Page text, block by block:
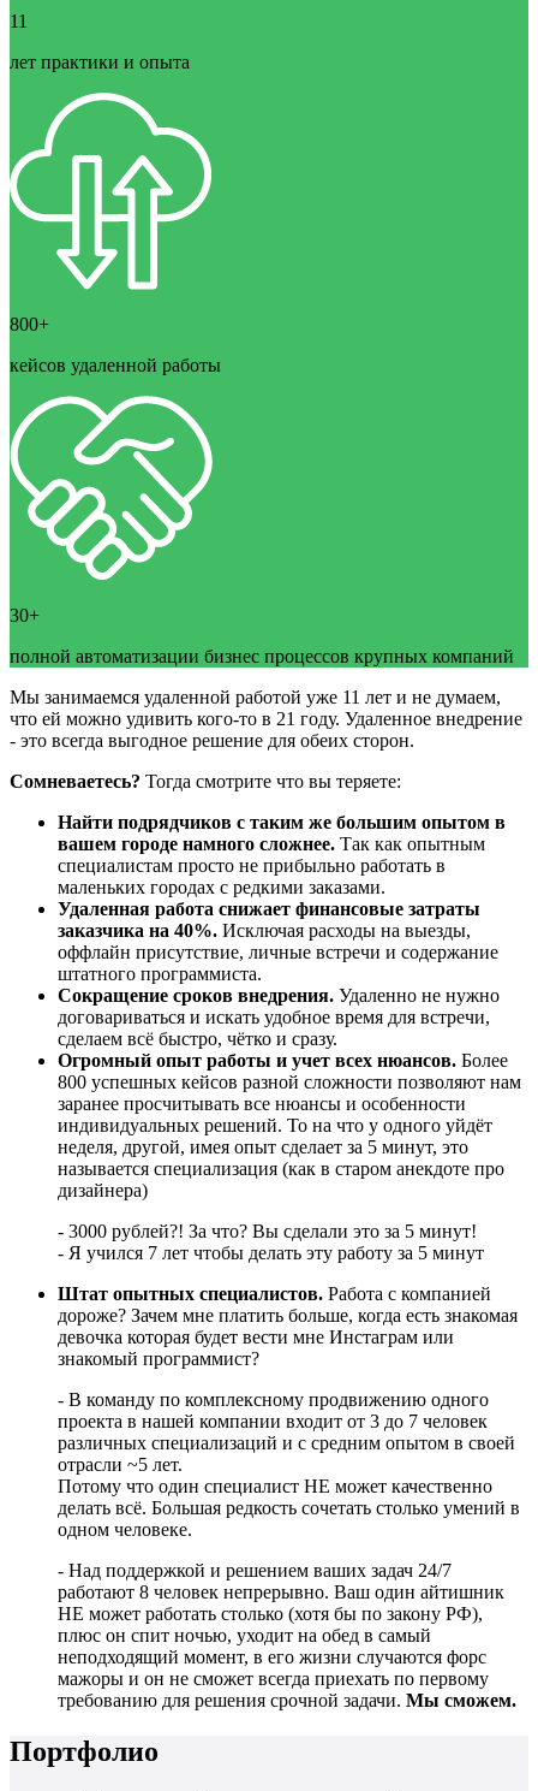
11
лет практики и опыта
800+
кейсов удаленной работы
30+
полной автоматизации бизнес процессов крупных компаний
Мы занимаемся удаленной работой уже 11 лет и не думаем,
что ей можно удивить кого-то в 21 году. Удаленное внедрение
- это всегда выгодное решение для обеих сторон.
Сомневаетесь? Тогда смотрите что вы теряете:
Найти подрядчиков с таким же большим опытом в
вашем городе намного сложнее. Так как опытным
специалистам просто не прибыльно работать в
маленьких городах с редкими заказами.
Удаленная работа снижает финансовые затраты
заказчика на 40%. Исключая расходы на выезды,
оффлайн присутствие, личные встречи и содержание
штатного программиста.
Сокращение сроков внедрения. Удаленно не нужно
договариваться и искать удобное время для встречи,
сделаем всё быстро, чётко и сразу.
Огромный опыт работы и учет всех нюансов. Более
800 успешных кейсов разной сложности позволяют нам
заранее просчитывать все нюансы и особенности
индивидуальных решений. То на что у одного уйдёт
неделя, другой, имея опыт сделает за 5 минут, это
называется специализация (как в старом анекдоте про
дизайнера)
- 3000 рублей?! За что? Вы сделали это за 5 минут!
- Я учился 7 лет чтобы делать эту работу за 5 минут
Штат опытных специалистов. Работа с компанией
дороже? Зачем мне платить больше, когда есть знакомая
девочка которая будет вести мне Инстаграм или
знакомый программист?
- В команду по комплексному продвижению одного
проекта в нашей компании входит от 3 до 7 человек
различных специализаций и с средним опытом в своей
отрасли ~5 лет.
Потому что один специалист НЕ может качественно
делать всё. Большая редкость сочетать столько умений в
одном человеке.
- Над поддержкой и решением ваших задач 24/7
работают 8 человек непрерывно. Ваш один айтишник
НЕ может работать столько (хотя бы по закону РФ),
плюс он спит ночью, уходит на обед в самый
неподходящий момент, в его жизни случаются форс
мажоры и он не сможет всегда приехать по первому
требованию для решения срочной задачи. Мы сможем.
Портфолио